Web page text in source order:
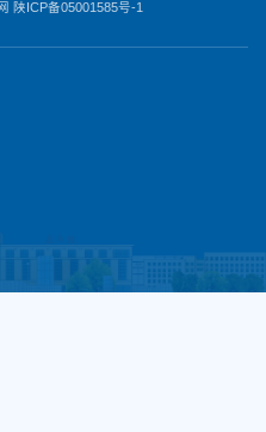
陕ICP备05001585号-1